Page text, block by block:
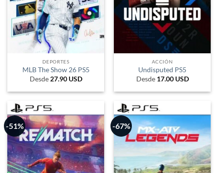
DEPORTES
MLB The Show 26 PS5
Desde 27.90 USD
ACCIÓN
Undisputed PS5
Desde 17.00 USD
-51% -67%